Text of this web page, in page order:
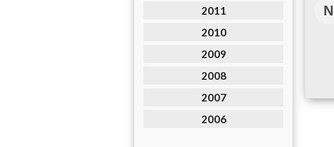
2011
2010
2009
2008
2007
2006
N